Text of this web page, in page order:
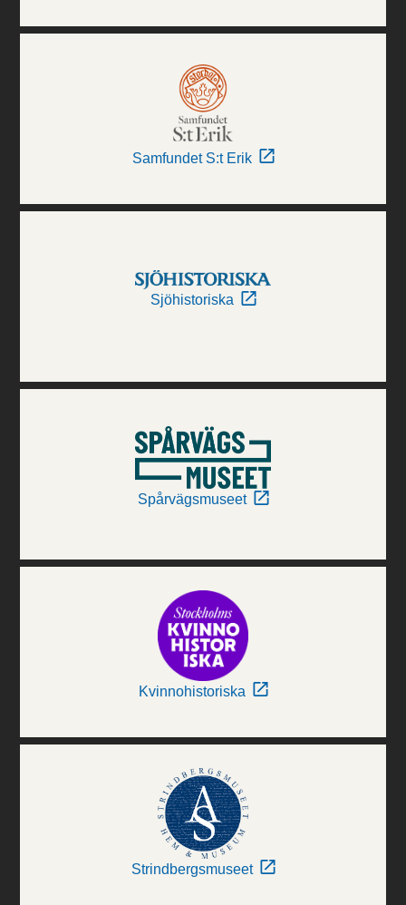
Samfundet S:t Erik
Sjöhistoriska
Spårvägsmuseet
Kvinnohistoriska
Strindbergsmuseet